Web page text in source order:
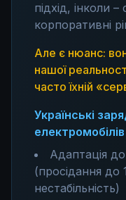
підхід, інколи –
корпоративні
Але є нюанс:
нашої
часто їхній
Українські
Адаптація
(просідання до
нестабільність)